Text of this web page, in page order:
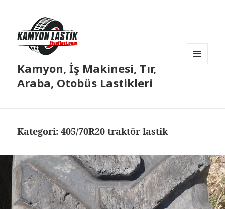
Kamyon, İş Makinesi, Tır,
Araba, Otobüs Lastikleri
Kategori:405/70R20 traktör lastik